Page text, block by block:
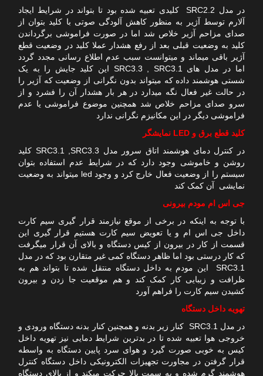
در مدل SRC2.2 کلیدی تعبیه شده بود تا بتواند در شرایط ایجاد
آلارم توسط آژیر به منظور کاهش آلودگی صوتی با کلید بتوان از
صدای مزاحم آژیر خلاص شد اما در صورت فراموشی برگرداندن
کلید به وضعیت قبلی بعد از رفع هشدار عملا کلید در وضعیت قطع
آژیر باقی میماند و میتوانست سبب عدم اطلاع رسانی مجدد گردد
اما در مدل های SRC3.3 , SRC3.1 این کلید جایش را به یک
شستی هوشمند داده که میتواند بدون نگرانی از وضعیت که آژیر را
در حالت غیر فعال نگه میدارد در هر بار هشدار آن را فشرد و از
سرو صدای مزاحم خلاص شد همچنین موضوع فراموشی یا عدم
فراموشی دیگر در این مکانیزم نگرانی ندارد
کلید قطع برق و LED نمایشگر
در کنترل دمای هوشمند اتاق سرور مدل SRC3.1 ,SRC3.3 کلید
روشن و خاموشی وجود دارد که در شرایط عدم استفاده بتوان
سیستم را از وضعیت فعال خارج کرد و وجود led میتواند به وضعیت
نمایشی آن کمک کند
جی اس ام مودم بیرونی
با توجه به اینکه در برخی از موقع نیازمند قرار گیری سیم کارت
داخل جی اس ام و یا تعویض سیم کارت هستیم قرار گیری این
قسمت از کار در بیرون از کیس دستگاه و بالای آن قرار میگرفت
که کار درستی بود اما ظاهر دستگاه کمی غیر متقارن بود که در مدل
SRC3.1 این مودم به داخل دستگاه منتقل شده تا بتواند هم به
ظرافت و زیبایی کار کمک کند و هم موقعیت جا زدن و بیرون
کشیدن سیم کارت را فراهم آورد
تهویه داخل دستگاه
در مدل SRC3.1 کنار زیر بدنه و همچنین کنار بدنه دستگاه ورودی و
خروجی هوا تعبیه شده تا در بدترین شرایط دمایی نیز تهویه داخل
کیس به خوبی صورت گیرد و هوای سرد پایین دستگاه به واسطه
قرار گرفتن در مجاورت تجهیزات الکترونیکی داخل دستگاه کنترل
هوشمند گرم شده و به سمت بالا حرکت میکند و از بالای دستگاه